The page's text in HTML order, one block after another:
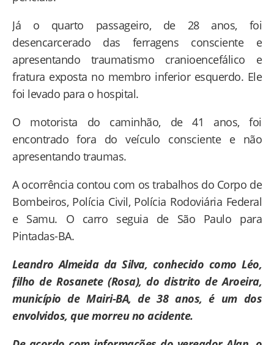
Já o quarto passageiro, de 28 anos, foi
desencarcerado das ferragens consciente e
apresentando traumatismo cranioencefálico e
fratura exposta no membro inferior esquerdo. Ele
foi levado para o hospital.
O motorista do caminhão, de 41 anos, foi
encontrado fora do veículo consciente e não
apresentando traumas.
A ocorrência contou com os trabalhos do Corpo de
Bombeiros, Polícia Civil, Polícia Rodoviária Federal
e Samu. O carro seguia de São Paulo para
Pintadas-BA.
Leandro Almeida da Silva, conhecido como Léo,
filho de Rosanete (Rosa), do distrito de Aroeira,
município de Mairi-BA, de 38 anos, é um dos
envolvidos, que morreu no acidente.